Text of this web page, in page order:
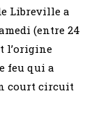
Libreville a
(entre 24
l’origine
feu qui a
court circuit